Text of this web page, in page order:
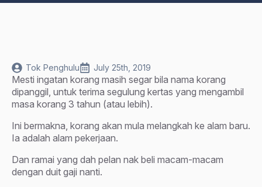
Tok Penghulu July 25th, 2019
Mesti ingatan korang masih segar bila nama korang
dipanggil, untuk terima segulung kertas yang mengambil
masa korang 3 tahun (atau lebih).
Ini bermakna, korang akan mula melangkah ke alam baru.
Ia adalah alam pekerjaan.
Dan ramai yang dah pelan nak beli macam-macam
dengan duit gaji nanti.